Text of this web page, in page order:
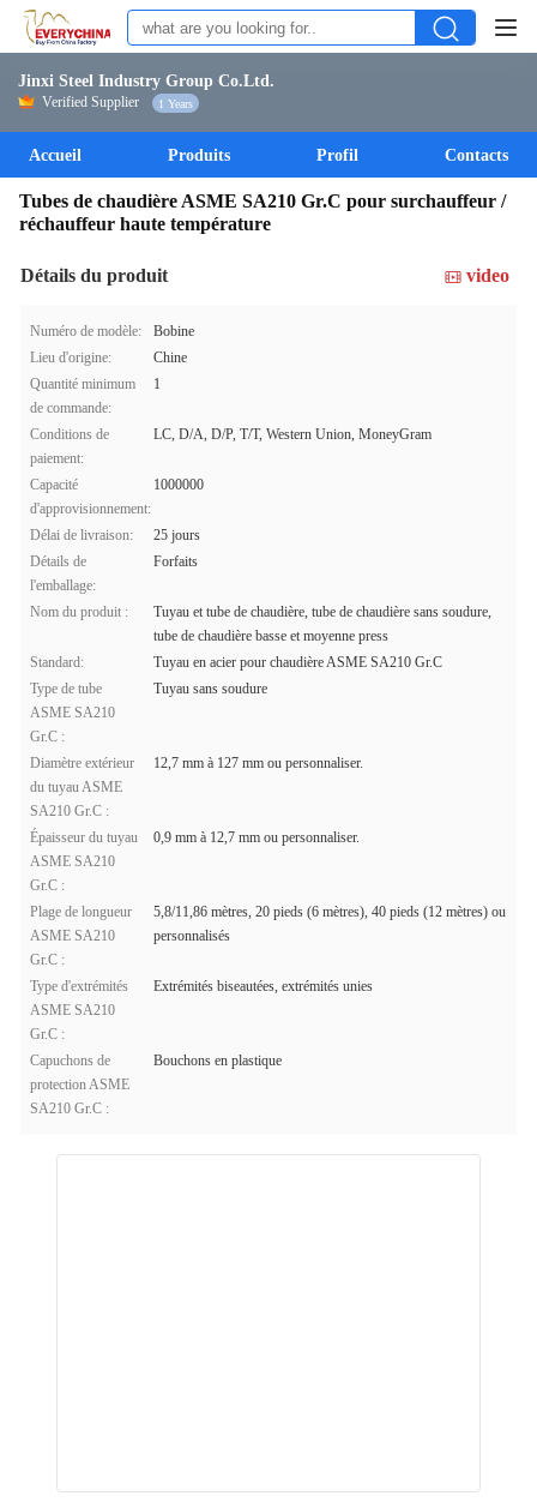
Jinxi Steel Industry Group Co.Ltd.
Verified Supplier 1 Years
Accueil Produits Profil Contacts
Tubes de chaudière ASME SA210 Gr.C pour surchauffeur /
réchauffeur haute température
Détails du produit video
Numéro de modèle:
Bobine
Lieu d'origine:
Chine
Quantité minimum
de commande:
1
Conditions de
paiement:
LC, D/A, D/P, T/T, Western Union, MoneyGram
Capacité
d'approvisionnement:
1000000
Délai de livraison:
25 jours
Détails de
l'emballage:
Forfaits
Nom du produit :
Tuyau et tube de chaudière, tube de chaudière sans soudure,
tube de chaudière basse et moyenne press
Standard:
Tuyau en acier pour chaudière ASME SA210 Gr.C
Type de tube
ASME SA210
Gr.C :
Tuyau sans soudure
Diamètre extérieur
du tuyau ASME
SA210 Gr.C :
12,7 mm à 127 mm ou personnaliser.
Épaisseur du tuyau
ASME SA210
Gr.C :
0,9 mm à 12,7 mm ou personnaliser.
Plage de longueur
ASME SA210
Gr.C :
5,8/11,86 mètres, 20 pieds (6 mètres), 40 pieds (12 mètres) ou
personnalisés
Type d'extrémités
ASME SA210
Gr.C :
Extrémités biseautées, extrémités unies
Capuchons de
protection ASME
SA210 Gr.C :
Bouchons en plastique